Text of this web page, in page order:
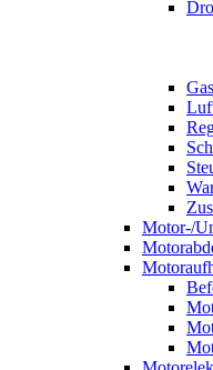
Motor-/